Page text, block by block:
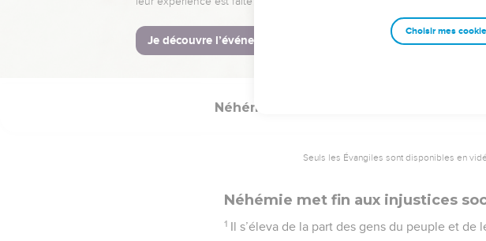
© Société biblique française – Bibli’O, 1978, avec
Néhémie
Seuls les Évangiles sont disponibles en
Néhémie met fin aux injustices
1 Il s’éleva de la part des gens du peuple et de
Choisir mes